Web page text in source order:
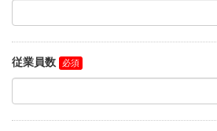
従業員数